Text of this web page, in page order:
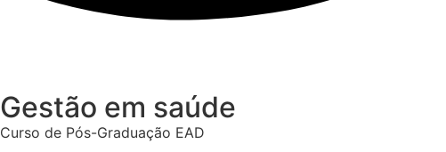
Gestão em saúde
Curso de Pós-Graduação EAD